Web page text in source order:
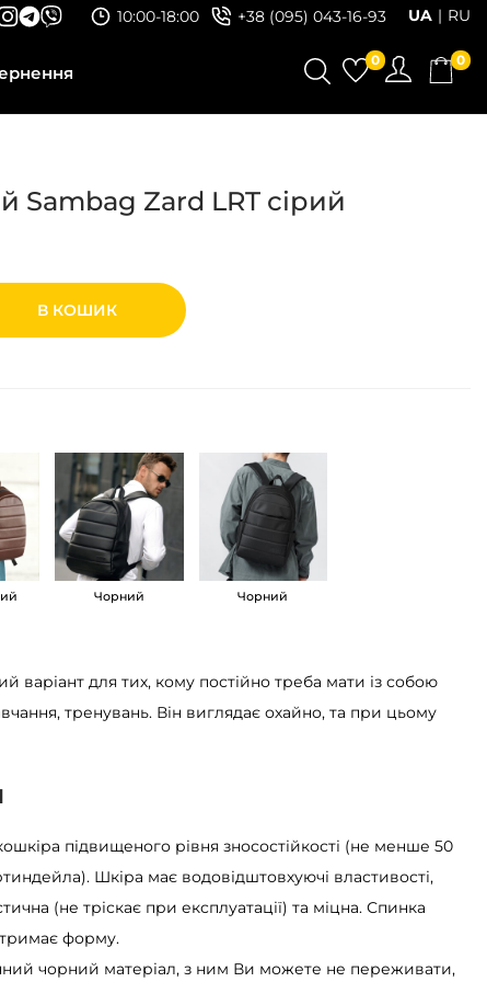
10:00-18:00 +38 (095) 043-16-93 UA RU
0 0
Sambag Zard LRT сірий
В КОШИК
Чорний Чорний
варіант для тих, кому постійно треба мати із собою
тренувань. Він виглядає охайно, та при цьому
підвищеного рівня зносостійкості (не менше 50
Шкіра має водовідштовхуючі властивості,
(не тріскає при експлуатації) та міцна. Спинка
тримає форму.
чорний матеріал, з ним Ви можете не переживати,